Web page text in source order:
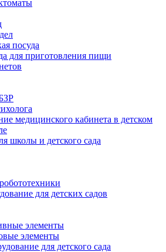
посуда
для приготовления пищи
медицинского кабинета в детском
школы и детского сада
для детских садов
элементы
элементы
для детского сада